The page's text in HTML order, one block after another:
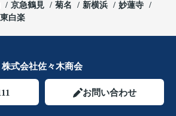
京急鶴見 菊名 新横浜
妙蓮寺
東白楽
株式会社佐々木商会
お問い合わせ